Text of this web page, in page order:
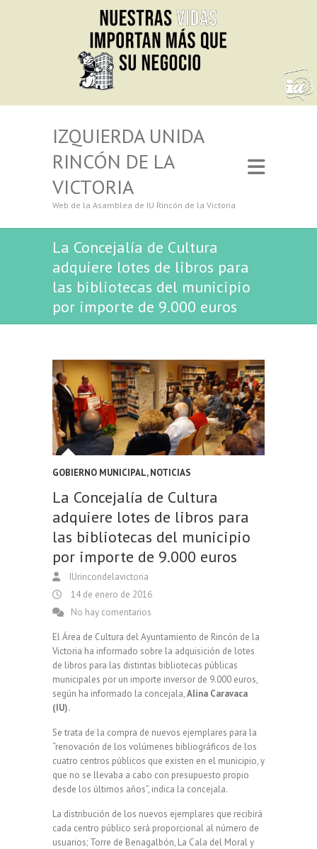
IZQUIERDA UNIDA
RINCÓN DE LA
VICTORIA
Web de la Asamblea de IU Rincón de la Victoria
La Concejalía de Cultura
adquiere lotes de libros para
las bibliotecas del municipio
por importe de 9.000 euros
GOBIERNO MUNICIPAL,NOTICIAS
La Concejalía de Cultura
adquiere lotes de libros para
las bibliotecas del municipio
por importe de 9.000 euros
IUrincondelavictoria
14 de enero de 2016
No hay comentarios
El Área de Cultura del Ayuntamiento de Rincón de la
Victoria ha informado sobre la adquisición de lotes
de libros para las distintas bibliotecas públicas
municipales por un importe inversor de 9.000 euros,
según ha informado la concejala,Alina Caravaca
(IU).
Se trata de la compra de nuevos ejemplares para la
“renovación de los volúmenes bibliográficos de los
cuatro centros públicos que existen en el municipio, y
que no se llevaba a cabo con presupuesto propio
desde los últimos años”, indica la concejala.
La distribución de los nuevos ejemplares que recibirá
cada centro público será proporcional al número de
usuarios; Torre de Benagalbón, La Cala del Moral y